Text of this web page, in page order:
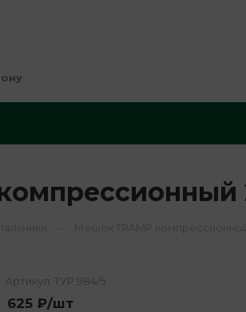
Артикул: ТУР 984/5
625 ₽/шт